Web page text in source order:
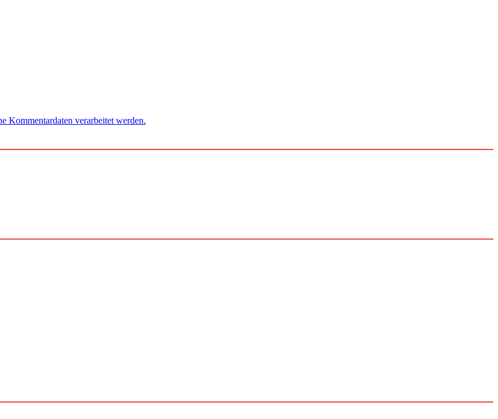
Kommentardaten verarbeitet werden.